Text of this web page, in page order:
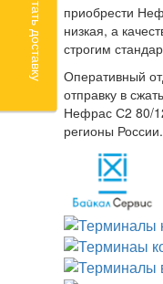
приобрести
низкая, а
строгим
Оперативный
отправку в
Нефрас С2 80/
регионы России.